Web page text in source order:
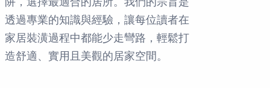
透過專業的知識與經驗，讓每位讀者在
家居裝潢過程中都能少走彎路，輕鬆打
造舒適、實用且美觀的居家空間。